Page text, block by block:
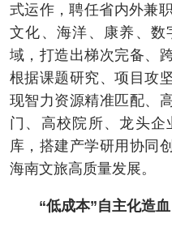
式运作，聘任省内外兼
文化、海洋、康养、
域，打造出梯次完备、
根据课题研究、项目攻
现智力资源精准匹配、
门、高校院所、龙头
库，搭建产学研用协同
海南文旅高质量发展。
“低成本”自主化造血